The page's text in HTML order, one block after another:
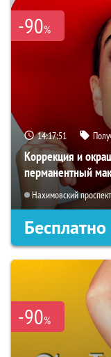
-90%
14:17:50
Коррекция и
перманентный
Нахимовский проспект
Бесплатно
-90%